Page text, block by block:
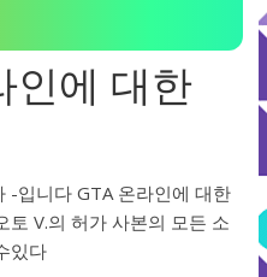
인에 대한
-입니다 GTA 온라인에 대한
토 V.의 허가 사본의 모든 소
있다